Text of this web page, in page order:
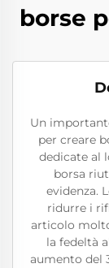
borse
Un
per creare
dedicate al
borsa
evidenza.
ridurre i
articolo
la fedeltà
aumento del